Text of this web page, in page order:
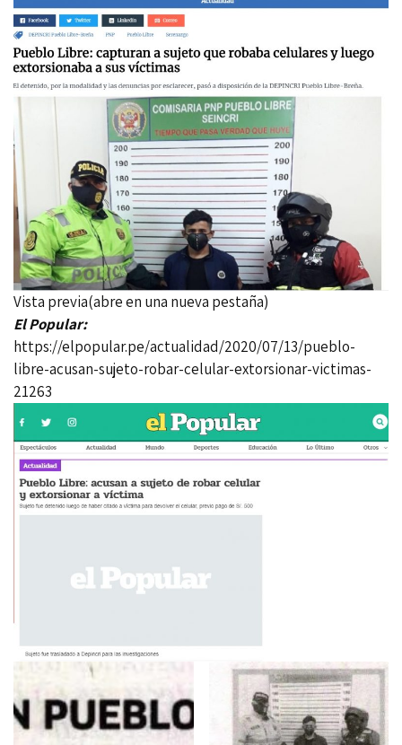
Vista previa(abre en una nueva pestaña)
El Popular:
https://elpopular.pe/actualidad/2020/07/13/pueblo-
libre-acusan-sujeto-robar-celular-extorsionar-victimas-
21263